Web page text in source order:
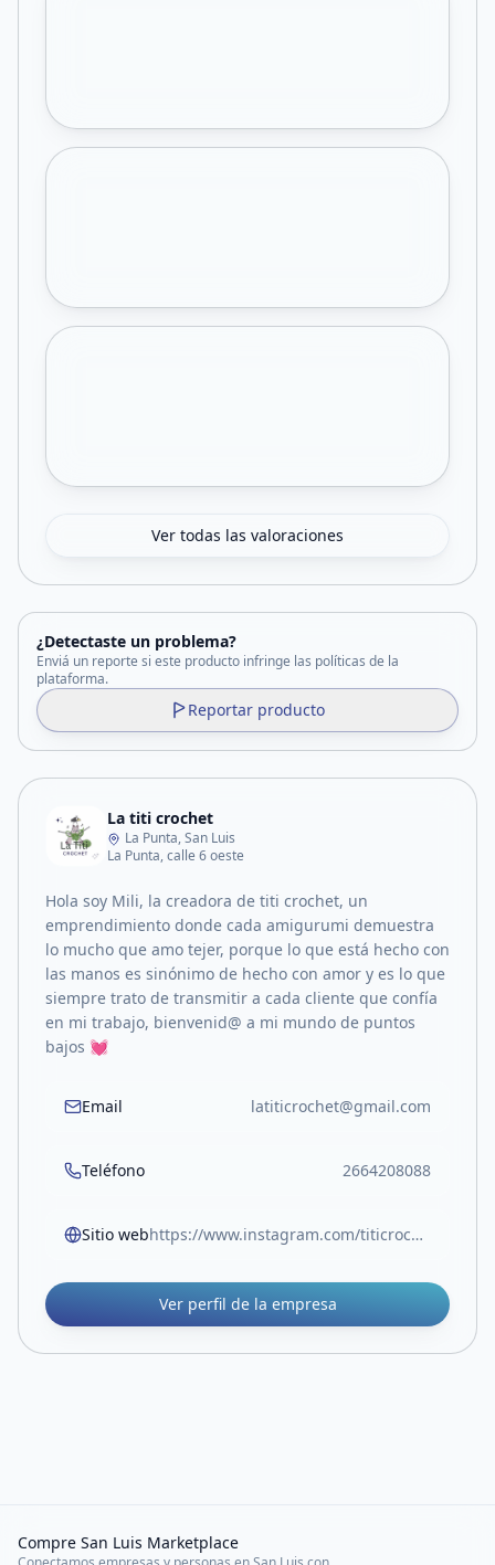
Ver todas las valoraciones
¿Detectaste un problema?
Enviá un reporte si este producto infringe las políticas de la
plataforma.
Reportar producto
La titi crochet
La Punta, San Luis
La Punta, calle 6 oeste
Hola soy Mili, la creadora de titi crochet, un
emprendimiento donde cada amigurumi demuestra
lo mucho que amo tejer, porque lo que está hecho con
las manos es sinónimo de hecho con amor y es lo que
siempre trato de transmitir a cada cliente que confía
en mi trabajo, bienvenid@ a mi mundo de puntos
bajos 💓
Email latiticrochet@gmail.com
Teléfono 2664208088
Sitio web https://www.instagram.com/titicrochet.lp?igsh=cnBwaHJhZWp6d2V3&utm_source=qr
Ver perfil de la empresa
Compre San Luis Marketplace